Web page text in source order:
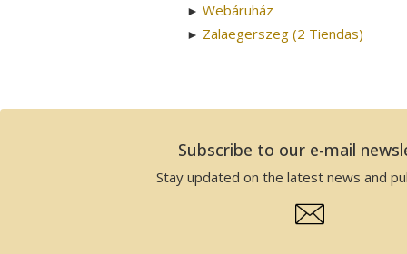
► Webáruház
► Zalaegerszeg (2 Tiendas)
Subscribe to our e-mail
Stay updated on the latest news and